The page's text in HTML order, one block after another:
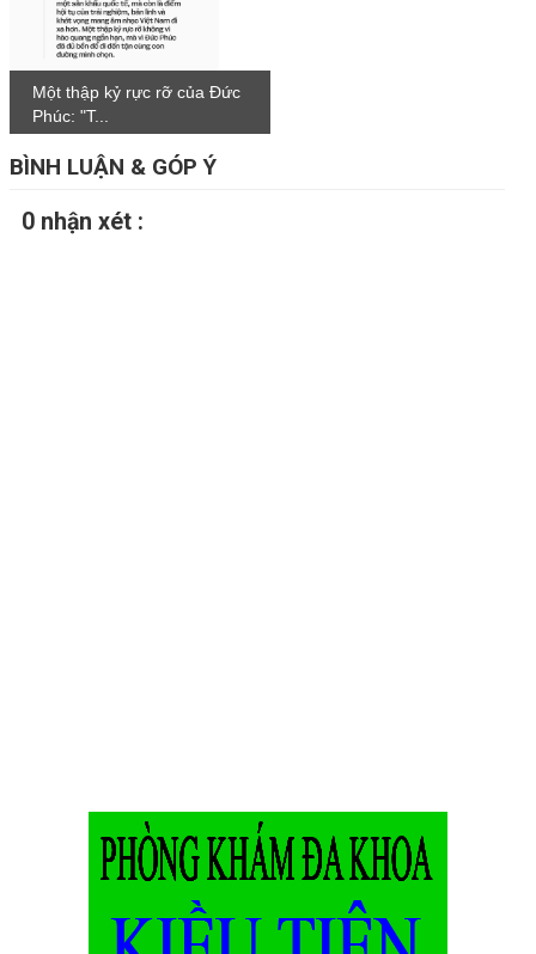
Một thập kỷ rực rỡ của Đức
Phúc: "T...
BÌNH LUẬN & GÓP Ý
0 nhận xét :